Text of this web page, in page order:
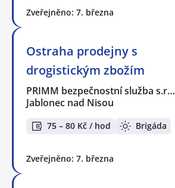
Zveřejněno: 7. března
Ostraha prodejny s
drogistickým zbožím
PRIMM bezpečnostní služba s.r…
Jablonec nad Nisou
75 – 80 Kč / hod Brigáda
Zveřejněno: 7. března